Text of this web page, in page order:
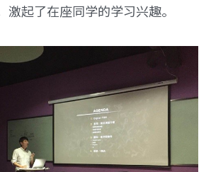
激起了在座同学的学习兴趣。